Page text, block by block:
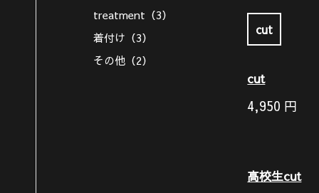
cut
cut
4,950 円
高校生cut
treatment（3）
着付け（3）
その他（2）